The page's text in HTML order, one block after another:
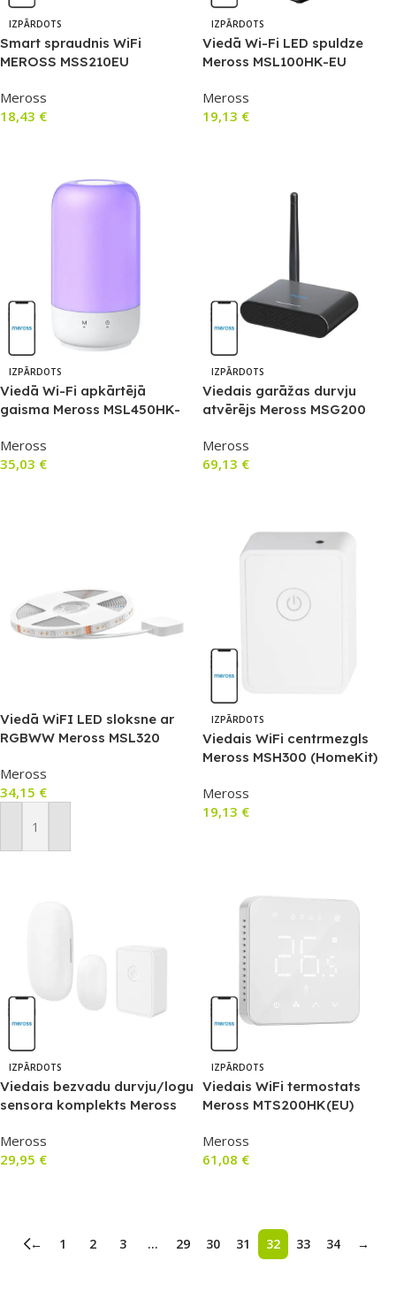
IZPĀRDOTS
Smart spraudnis WiFi
MEROSS MSS210EU
Meross
18,43 €
IZPĀRDOTS
Viedā Wi-Fi LED spuldze
Meross MSL100HK-EU
Meross
19,13 €
IZPĀRDOTS
Viedā Wi-Fi apkārtējā
gaisma Meross MSL450HK-
Meross
35,03 €
IZPĀRDOTS
Viedais garāžas durvju
atvērējs Meross MSG200
Meross
69,13 €
Viedā WiFI LED sloksne ar
RGBWW Meross MSL320
Meross
34,15 €
Pievienot Grozam
IZPĀRDOTS
Viedais WiFi centrmezgls
Meross MSH300 (HomeKit)
Meross
19,13 €
IZPĀRDOTS
Viedais bezvadu durvju/logu
sensora komplekts Meross
Meross
29,95 €
IZPĀRDOTS
Viedais WiFi termostats
Meross MTS200HK(EU)
Meross
61,08 €
← 1 2 3 … 29 30 31 32 33 34 →